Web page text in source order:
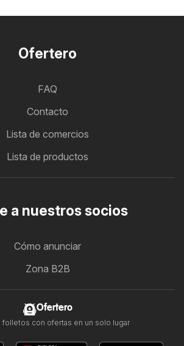
Ofertero
FAQ
Contacto
Lista de comercios
Lista de productos
a nuestros socios
Cómo anunciar
Zona B2B
Ofertero
folletos con ofertas en un solo lugar